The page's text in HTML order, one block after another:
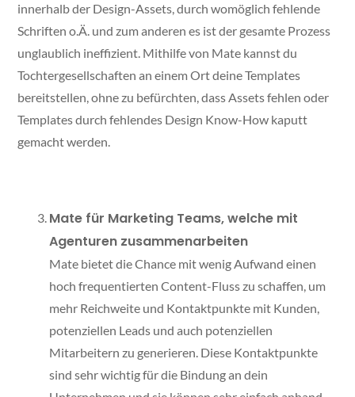
innerhalb der Design-Assets, durch womöglich fehlende
Schriften o.Ä. und zum anderen es ist der gesamte Prozess
unglaublich ineffizient. Mithilfe von Mate kannst du
Tochtergesellschaften an einem Ort deine Templates
bereitstellen, ohne zu befürchten, dass Assets fehlen oder
Templates durch fehlendes Design Know-How kaputt
gemacht werden.
Mate für Marketing Teams, welche mit
Agenturen zusammenarbeiten
Mate bietet die Chance mit wenig Aufwand einen
hoch frequentierten Content-Fluss zu schaffen, um
mehr Reichweite und Kontaktpunkte mit Kunden,
potenziellen Leads und auch potenziellen
Mitarbeitern zu generieren. Diese Kontaktpunkte
sind sehr wichtig für die Bindung an dein